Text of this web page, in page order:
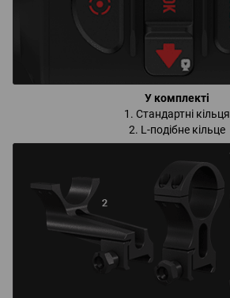
У комплекті
1. Стандартні кільця
2. L-подібне кільце